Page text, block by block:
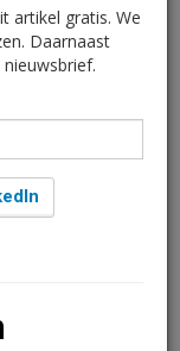
om 13:03
leestijd
trapte af voor
artikel gratis. We
Daarnaast